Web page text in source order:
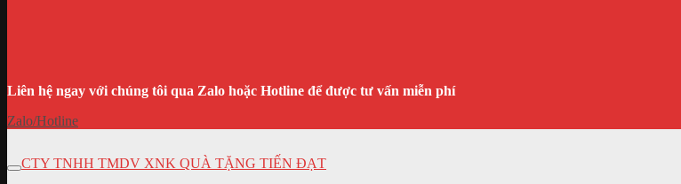
Liên hệ ngay với chúng tôi qua Zalo hoặc Hotline để được tư vấn miễn phí
Zalo/Hotline
CTY TNHH TMDV XNK QUÀ TẶNG TIẾN ĐẠT